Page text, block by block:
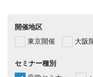
開催地区
東京開催
大阪
セミナー種別